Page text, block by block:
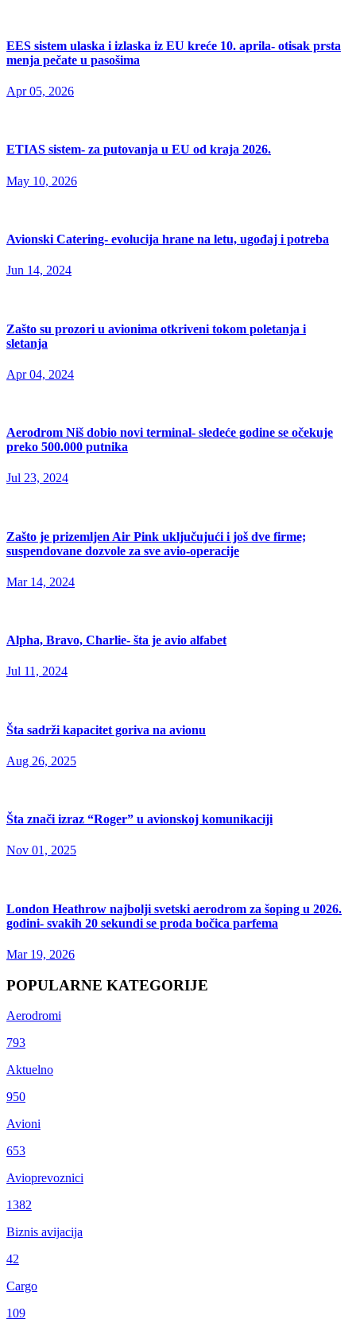
EES sistem ulaska i izlaska iz EU kreće 10. aprila- otisak prsta
menja pečate u pasošima
Apr 05, 2026
ETIAS sistem- za putovanja u EU od kraja 2026.
May 10, 2026
Avionski Catering- evolucija hrane na letu, ugođaj i potreba
Jun 14, 2024
Zašto su prozori u avionima otkriveni tokom poletanja i
sletanja
Apr 04, 2024
Aerodrom Niš dobio novi terminal- sledeće godine se očekuje
preko 500.000 putnika
Jul 23, 2024
Zašto je prizemljen Air Pink uključujući i još dve firme;
suspendovane dozvole za sve avio-operacije
Mar 14, 2024
Alpha, Bravo, Charlie- šta je avio alfabet
Jul 11, 2024
Šta sadrži kapacitet goriva na avionu
Aug 26, 2025
Šta znači izraz “Roger” u avionskoj komunikaciji
Nov 01, 2025
London Heathrow najbolji svetski aerodrom za šoping u 2026.
godini- svakih 20 sekundi se proda bočica parfema
Mar 19, 2026
POPULARNE KATEGORIJE
Aerodromi
793
Aktuelno
950
Avioni
653
Avioprevoznici
1382
Biznis avijacija
42
Cargo
109